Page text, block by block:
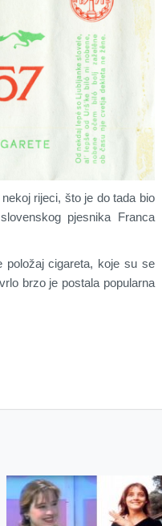
rijeci, što je do tada bio
pjesnika Franca
položaj cigareta, koje su se
brzo je postala popularna